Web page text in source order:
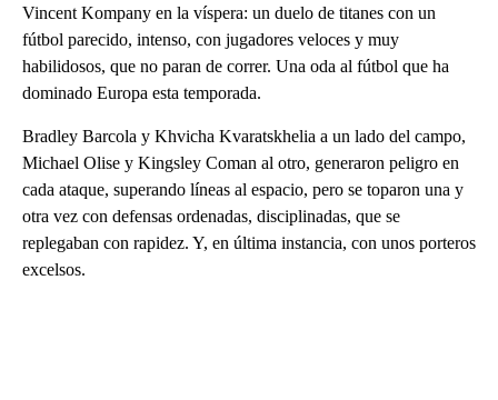
Vincent Kompany en la víspera: un duelo de titanes con un
fútbol parecido, intenso, con jugadores veloces y muy
habilidosos, que no paran de correr. Una oda al fútbol que ha
dominado Europa esta temporada.
Bradley Barcola y Khvicha Kvaratskhelia a un lado del campo,
Michael Olise y Kingsley Coman al otro, generaron peligro en
cada ataque, superando líneas al espacio, pero se toparon una y
otra vez con defensas ordenadas, disciplinadas, que se
replegaban con rapidez. Y, en última instancia, con unos porteros
excelsos.